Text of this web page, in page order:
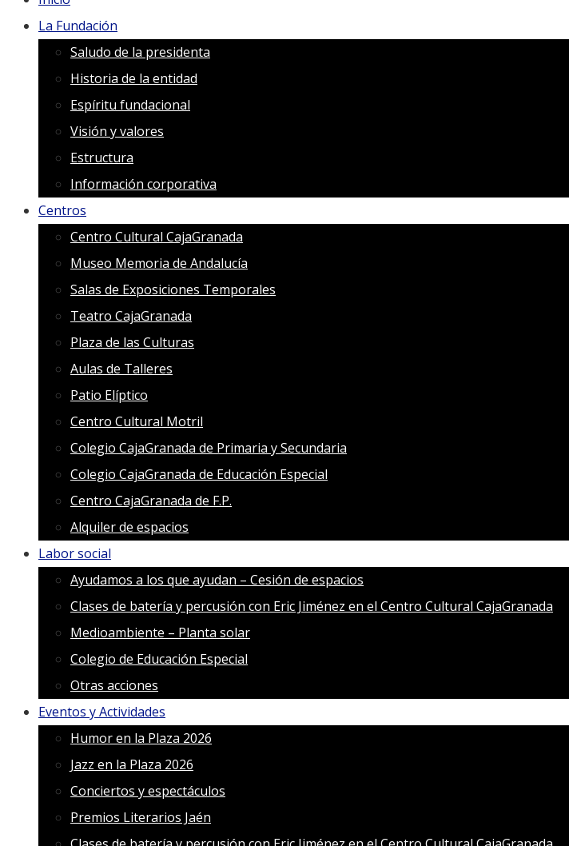
La Fundación
Saludo de la presidenta
Historia de la entidad
Espíritu fundacional
Visión y valores
Estructura
Información corporativa
Centros
Centro Cultural CajaGranada
Museo Memoria de Andalucía
Salas de Exposiciones Temporales
Teatro CajaGranada
Plaza de las Culturas
Aulas de Talleres
Patio Elíptico
Centro Cultural Motril
Colegio CajaGranada de Primaria y Secundaria
Colegio CajaGranada de Educación Especial
Centro CajaGranada de F.P.
Alquiler de espacios
Labor social
Ayudamos a los que ayudan – Cesión de espacios
Clases de batería y percusión con Eric Jiménez en el Centro Cultural CajaGranada
Medioambiente – Planta solar
Colegio de Educación Especial
Otras acciones
Eventos y Actividades
Humor en la Plaza 2026
Jazz en la Plaza 2026
Conciertos y espectáculos
Premios Literarios Jaén